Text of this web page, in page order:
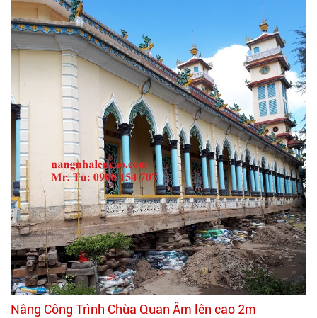
Nâng Công Trình Chùa Quan Âm lên cao 2m